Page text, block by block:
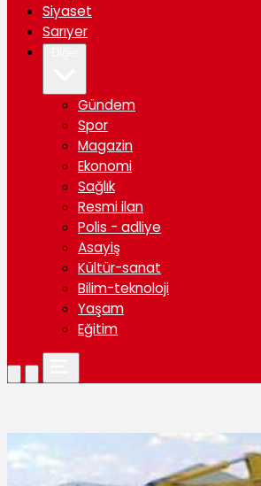
Siyaset
Sarıyer
Gündem
Spor
Magazin
Ekonomi
Sağlık
Resmi ilan
Polis - adliye
Asayiş
Kültür-sanat
Bilim-teknoloji
Yaşam
Eğitim